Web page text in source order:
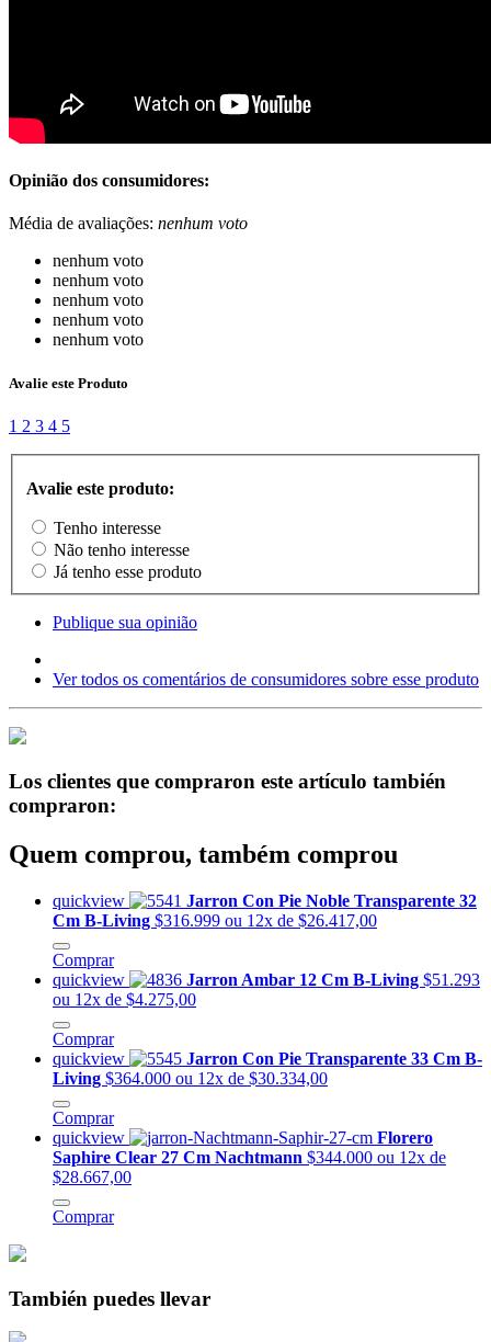
Opinião dos consumidores:
Média de avaliações: nenhum voto
nenhum voto
nenhum voto
nenhum voto
nenhum voto
nenhum voto
Avalie este Produto
1 2 3 4 5
Avalie este produto:
Tenho interesse
Não tenho interesse
Já tenho esse produto
Publique sua opinião
Ver todos os comentários de consumidores sobre esse produto
Los clientes que compraron este artículo también
compraron:
Quem comprou, também comprou
quickview
Jarron Con Pie Noble Transparente 32
Cm B-Living $316.999 ou 12x de $26.417,00
Comprar
quickview
Jarron Ambar 12 Cm B-Living $51.293
ou 12x de $4.275,00
Comprar
quickview
Jarron Con Pie Transparente 33 Cm B-
Living $364.000 ou 12x de $30.334,00
Comprar
quickview
Florero
Saphire Clear 27 Cm Nachtmann $344.000 ou 12x de
$28.667,00
Comprar
También puedes llevar